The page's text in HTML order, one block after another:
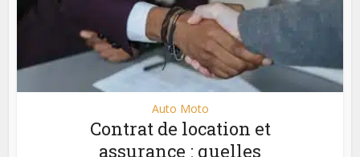
Auto Moto
Contrat de location et
assurance : quelles